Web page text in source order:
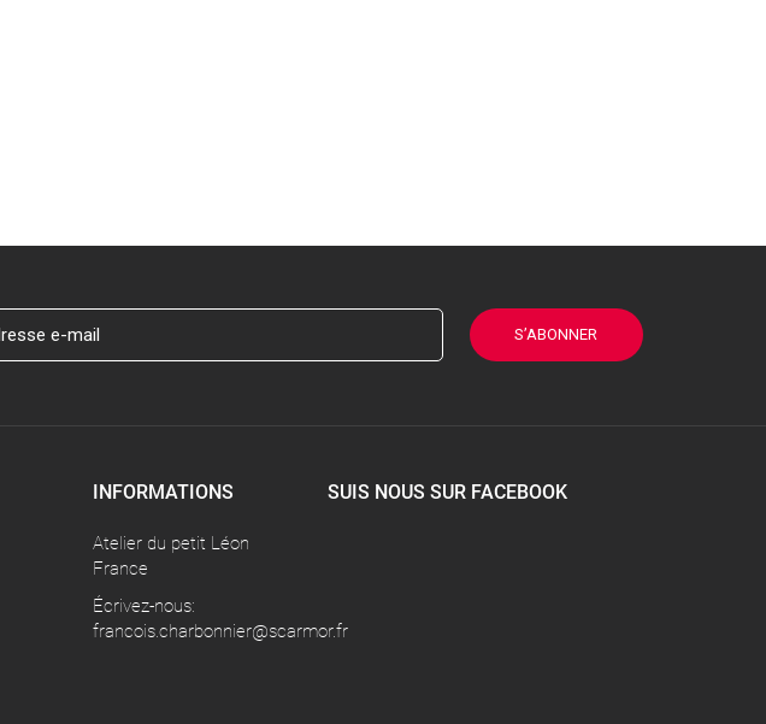
S’ABONNER
INFORMATIONS
Atelier du petit Léon
France
Écrivez-nous:
francois.charbonnier@scarmor.fr
SUIS NOUS SUR FACEBOOK